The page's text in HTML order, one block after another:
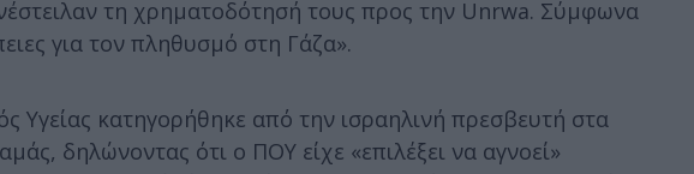
τη χρηματοδότησή τους προς την Unrwa. Σύμφωνα
για τον πληθυσμό στη Γάζα».
κατηγορήθηκε από την ισραηλινή πρεσβευτή στα
δηλώνοντας ότι ο ΠΟΥ είχε «επιλέξει να αγνοεί»